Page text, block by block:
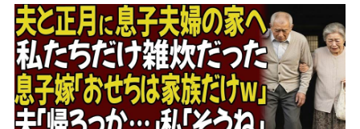
か…」私「そうね」→翌日、息子嫁から100件の鬼
電が…